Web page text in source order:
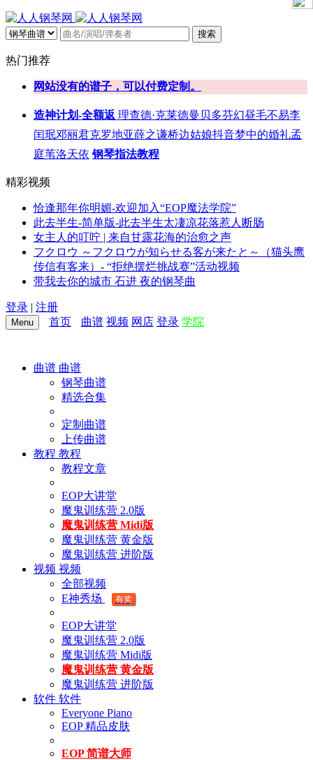
搜索
热门推荐
网站没有的谱子，可以付费定制。
造神计划-全额返 理查德·克莱德曼 贝多芬幻昼毛不易李
闰珉邓丽君克罗地亚薛之谦桥边姑娘抖音梦中的婚礼孟
庭苇洛天依 钢琴指法教程
精彩视频
恰逢那年你明媚-欢迎加入“EOP魔法学院”
此去半生-简单版-此去半生太凄凉花落惹人断肠
女主人的叮咛 | 来自甘露花海的治愈之声
フクロウ ～フクロウが知らせる客が来たと～（猫头鹰
传信有客来）- “拒绝摆烂挑战赛”活动视频
带我去你的城市 石进 夜的钢琴曲
登录 | 注册
Menu 首页 曲谱 视频 网店 登录 学院
曲谱 曲谱
钢琴曲谱
精选合集
定制曲谱
上传曲谱
教程 教程
教程文章
EOP大讲堂
魔鬼训练营 2.0版
魔鬼训练营 Midi版
魔鬼训练营 黄金版
魔鬼训练营 进阶版
视频 视频
全部视频
E神秀场
有奖
EOP大讲堂
魔鬼训练营 2.0版
魔鬼训练营 Midi版
魔鬼训练营 黄金版
魔鬼训练营 进阶版
软件 软件
Everyone Piano
EOP 精品皮肤
EOP 简谱大师